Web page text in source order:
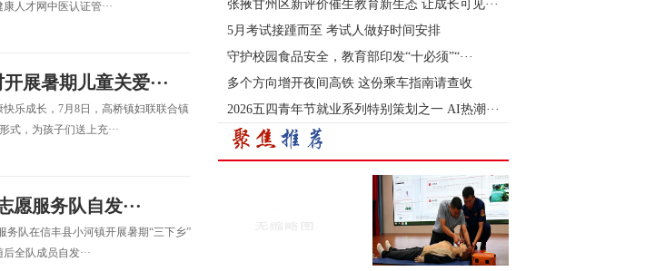
人才网中医认证管···
展暑期儿童关爱···
乐成长，7月8日，高桥镇妇联联合镇
，为孩子们送上充···
服务队自发···
务队在信丰县小河镇开展暑期“三下乡”
全队成员自发···
张掖甘州区新评价催生教育新生态 让成长可见···
5月考试接踵而至 考试人做好时间安排
守护校园食品安全，教育部印发“十必须”“···
多个方向增开夜间高铁 这份乘车指南请查收
2026五四青年节就业系列特别策划之一 AI热潮···